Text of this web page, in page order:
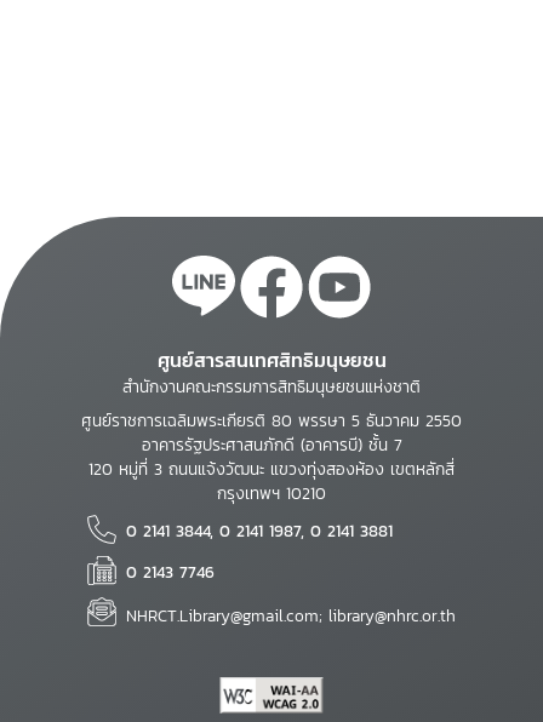
ศูนย์สารสนเทศสิทธิมนุษยชน
สำนักงานคณะกรรมการสิทธิมนุษยชนแห่งชาติ
ศูนย์ราชการเฉลิมพระเกียรติ 80 พรรษา 5 ธันวาคม 2550
อาคารรัฐประศาสนภักดี (อาคารบี) ชั้น 7
120 หมู่ที่ 3 ถนนแจ้งวัฒนะ แขวงทุ่งสองห้อง เขตหลักสี่
กรุงเทพฯ 10210
0 2141 3844, 0 2141 1987, 0 2141 3881
0 2143 7746
NHRCT.Library@gmail.com; library@nhrc.or.th